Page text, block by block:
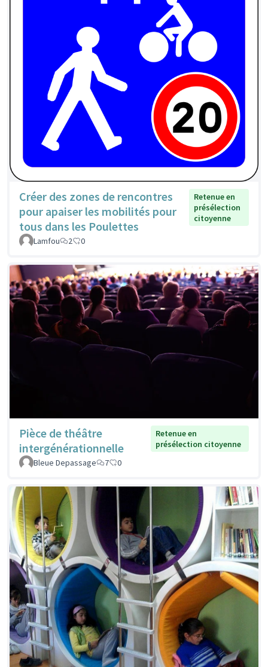
Créer des zones de rencontres
pour apaiser les mobilités pour
tous dans les Poulettes
Retenue en
présélection
citoyenne
Lamfou 2 0
Pièce de théâtre
intergénérationnelle
Retenue en
présélection citoyenne
Bleue Depassage
7 0